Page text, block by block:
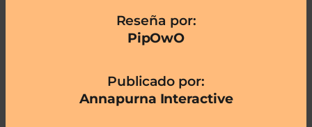
Reseña por:
PipOwO
Publicado por:
Annapurna Interactive